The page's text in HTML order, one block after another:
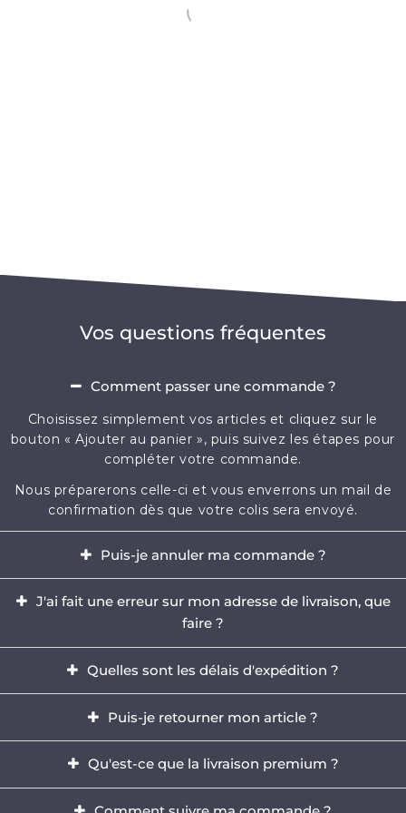
Vos questions fréquentes
Comment passer une commande ?
Choisissez simplement vos articles et cliquez sur le
bouton « Ajouter au panier », puis suivez les étapes pour
compléter votre commande.
Nous préparerons celle-ci et vous enverrons un mail de
confirmation dès que votre colis sera envoyé.
Puis-je annuler ma commande ?
l'heure qui suit votre achat.
J'ai fait une erreur sur mon adresse de livraison, que
faire ?
heures qui suit votre achat. Si l'adresse indiquée pour la
livraison comporte une erreur, contactez-nous
rapidement par email àcontact@mikizi.com
précisant l'adresse correcte.
Quelles sont les délais d'expédition ?
72h (hors week-end et jours fériés) et les délais de
livraison sont de 5 à 12 jours ouvrés en France, et jusqu'à
15 jours ouvrés partout en Europe.
Puis-je retourner mon article ?
retourner votre commande.
Votre article doit être inutilisé et dans le même état que
Qu'est-ce que la livraison premium ?